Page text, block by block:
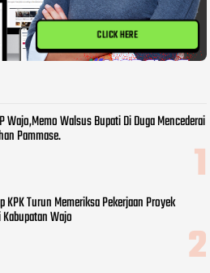
CLICK HERE
Wajo,Memo Walsus Bupati Di Duga Mencederai
Pammase.
KPK Turun Memeriksa Pekerjaan Proyek
Wajo